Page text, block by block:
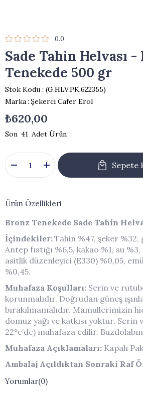
0.0
Sade Tahin Helvası -
Tenekede 500 gr
Stok Kodu
(G.HLV.PK.622355)
Marka: Şekerci Cafer Erol
₺620,00
41
Ürün Özellikleri
Bronz Tenekede Sade Tahin
İçindekiler:Tahin %47, şeker %32,
Antep fıstığı %6,5, kakao %1, su
asitlik düzenleyici (E330) %0,05,
%0,45.
Muhafaza Koşulları: Serin ve
korunmalıdır. Doğrudan güneş
bırakılmamalıdır. Mamullerimizin
domuz yağı ve katkısı yoktur. Serin
22°c’de) muhafaza edilir.
Muhafaza Açıklamaları: Kapalı
Ambalaj Açıldıktan Sonraki Raf
Yorumlar(0)